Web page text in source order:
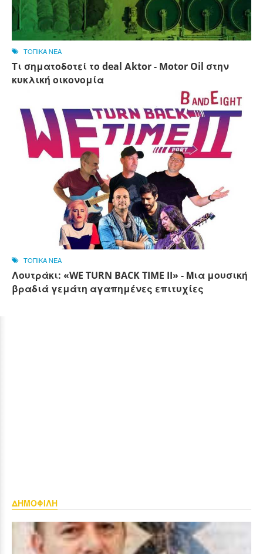
ΤΟΠΙΚΑ ΝΕΑ
Τι σηματοδοτεί το deal Αktor - Motor Oil στην
κυκλική οικονομία
ΤΟΠΙΚΑ ΝΕΑ
Λουτράκι: «WE TURN BACK TIME II» - Μια μουσική
βραδιά γεμάτη αγαπημένες επιτυχίες
ΔΗΜΟΦΙΛΗ